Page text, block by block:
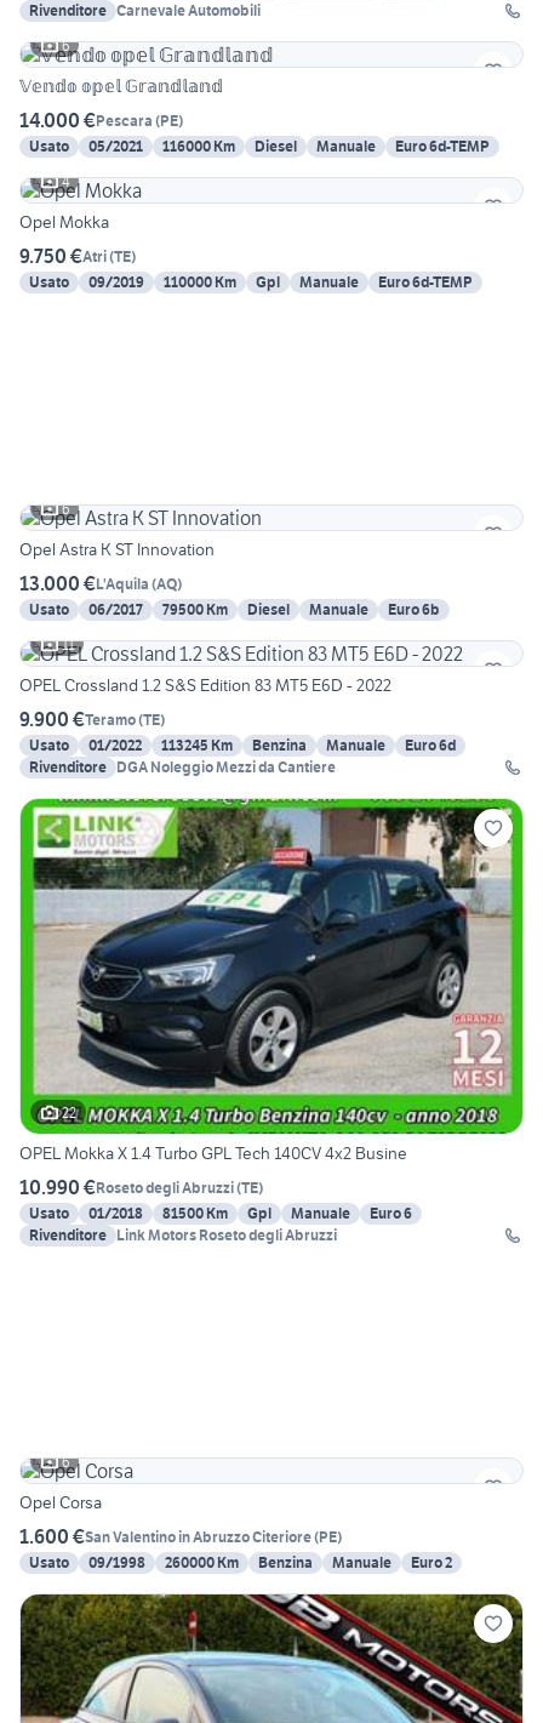
Rivenditore Carnevale Automobili
6
𝕍𝕖𝕟𝕕𝕠 𝕠𝕡𝕖𝕝 𝔾𝕣𝕒𝕟𝕕𝕝𝕒𝕟𝕕
14.000 €Pescara (PE)
Usato
05/2021 116000 Km Diesel Manuale
Euro 6d-TEMP
4
Opel Mokka
9.750 €Atri(TE)
Usato
09/2019 110000 Km Gpl Manuale Euro 6d-TEMP
6
Opel Astra K ST Innovation
13.000 €L'Aquila (AQ)
Usato
06/2017 79500 Km Diesel Manuale
Euro 6b
11
OPEL Crossland 1.2 S&S Edition 83 MT5 E6D - 2022
9.900 €Teramo(TE)
Usato
01/2022 113245 Km Benzina Manuale
Euro 6d
Rivenditore DGA Noleggio Mezzi da Cantiere
22
OPEL Mokka X 1.4 Turbo GPL Tech 140CV 4x2 Busine
10.990 €Roseto degli Abruzzi(TE)
Usato
01/2018 81500 Km Gpl Manuale
Euro 6
Rivenditore Link Motors Roseto degli Abruzzi
6
Opel Corsa
1.600 €San Valentino in Abruzzo Citeriore(PE)
Usato
09/1998 260000 Km Benzina Manuale Euro 2